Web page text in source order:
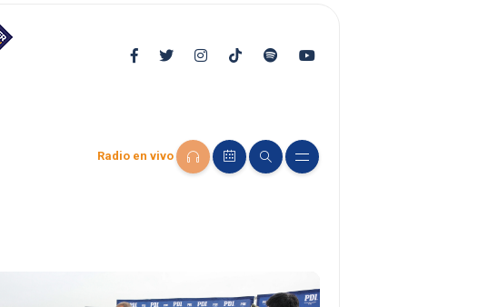
Radio en vivo